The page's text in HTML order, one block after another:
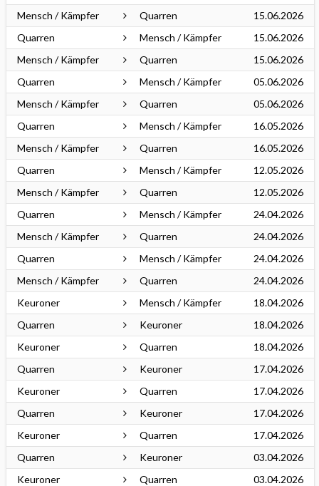
Mensch / Kämpfer
Quarren
15.06.2026
Quarren
Mensch / Kämpfer
15.06.2026
Mensch / Kämpfer
Quarren
15.06.2026
Quarren
Mensch / Kämpfer
05.06.2026
Mensch / Kämpfer
Quarren
05.06.2026
Quarren
Mensch / Kämpfer
16.05.2026
Mensch / Kämpfer
Quarren
16.05.2026
Quarren
Mensch / Kämpfer
12.05.2026
Mensch / Kämpfer
Quarren
12.05.2026
Quarren
Mensch / Kämpfer
24.04.2026
Mensch / Kämpfer
Quarren
24.04.2026
Quarren
Mensch / Kämpfer
24.04.2026
Mensch / Kämpfer
Quarren
24.04.2026
Keuroner
Mensch / Kämpfer
18.04.2026
Quarren
Keuroner
18.04.2026
Keuroner
Quarren
18.04.2026
Quarren
Keuroner
17.04.2026
Keuroner
Quarren
17.04.2026
Quarren
Keuroner
17.04.2026
Keuroner
Quarren
17.04.2026
Quarren
Keuroner
03.04.2026
Keuroner
Quarren
03.04.2026